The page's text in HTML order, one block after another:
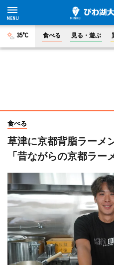
35°C 食べる 見る・遊ぶ
食べる
草津に京都背脂ラーメ
「昔ながらの京都ラー